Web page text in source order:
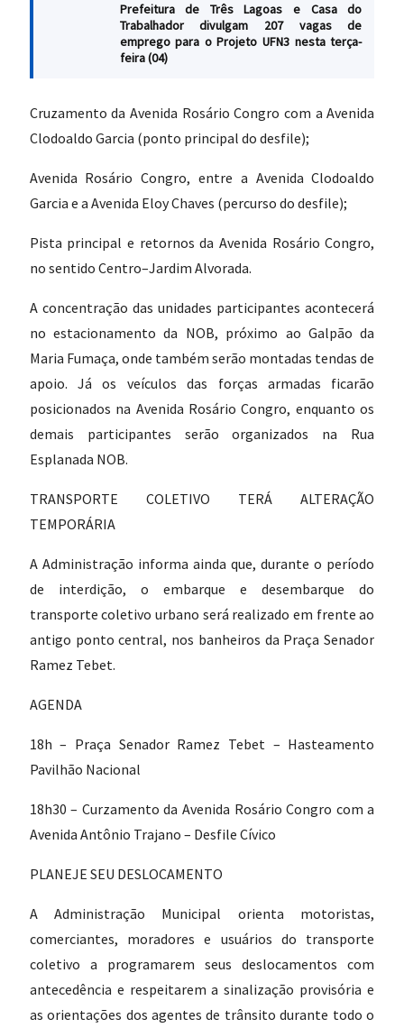
Prefeitura de Três Lagoas e Casa do
Trabalhador divulgam 207 vagas de
emprego para o Projeto UFN3 nesta terça-
feira (04)
Cruzamento da Avenida Rosário Congro com a Avenida
Clodoaldo Garcia (ponto principal do desfile);
Avenida Rosário Congro, entre a Avenida Clodoaldo
Garcia e a Avenida Eloy Chaves (percurso do desfile);
Pista principal e retornos da Avenida Rosário Congro,
no sentido Centro–Jardim Alvorada.
A concentração das unidades participantes acontecerá
no estacionamento da NOB, próximo ao Galpão da
Maria Fumaça, onde também serão montadas tendas de
apoio. Já os veículos das forças armadas ficarão
posicionados na Avenida Rosário Congro, enquanto os
demais participantes serão organizados na Rua
Esplanada NOB.
TRANSPORTE COLETIVO TERÁ ALTERAÇÃO
TEMPORÁRIA
A Administração informa ainda que, durante o período
de interdição, o embarque e desembarque do
transporte coletivo urbano será realizado em frente ao
antigo ponto central, nos banheiros da Praça Senador
Ramez Tebet.
AGENDA
18h – Praça Senador Ramez Tebet – Hasteamento
Pavilhão Nacional
18h30 – Curzamento da Avenida Rosário Congro com a
Avenida Antônio Trajano – Desfile Cívico
PLANEJE SEU DESLOCAMENTO
A Administração Municipal orienta motoristas,
comerciantes, moradores e usuários do transporte
coletivo a programarem seus deslocamentos com
antecedência e respeitarem a sinalização provisória e
as orientações dos agentes de trânsito durante todo o